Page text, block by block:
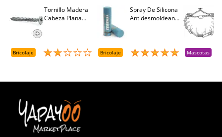
Tornillo Madera
Cabeza Plana
Bricolaje
Spray De Silicona
Antidesmoldeante
Bricolaje Mascotas